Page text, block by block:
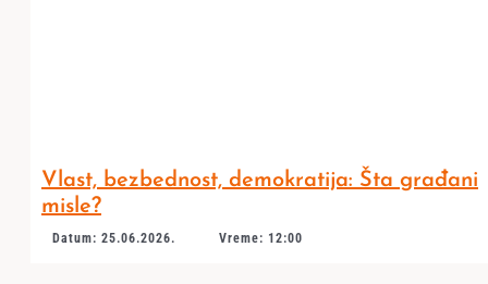
Vlast, bezbednost, demokratija: Šta građani
misle?
Datum: 25.06.2026. Vreme: 12:00